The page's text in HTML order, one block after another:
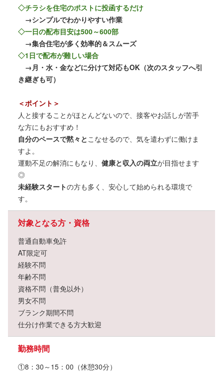
◇チラシを住宅のポストに投函するだけ
→シンプルでわかりやすい作業
◇一日の配布目安は500～600部
→集合住宅が多く効率的＆スムーズ
◇1日で配布が難しい場合
→月・水・金などに分けて対応もOK（次のスタッフへ引
き継ぎも可）
＜ポイント＞
人と接することがほとんどないので、接客やお話しが苦手
な方にもおすすめ！
自分のペースで黙々とこなせるので、気を遣わずに働けま
すよ。
運動不足の解消にもなり、 健康と収入の両立が目指せます
◎
未経験スタートの方も多く、安心して始められる環境で
す。
対象となる方・資格
普通自動車免許
AT限定可
経験不問
年齢不問
資格不問（普免以外）
男女不問
ブランク期間不問
仕分け作業できる方大歓迎
勤務時間
①8：30～15：00（休憩30分）